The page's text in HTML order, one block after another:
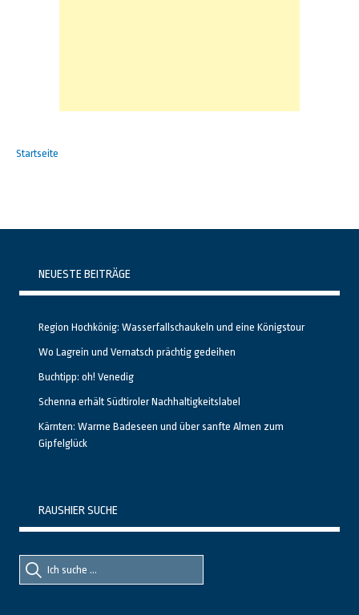
Startseite
NEUESTE BEITRÄGE
Region Hochkönig: Wasserfallschaukeln und eine Königstour
Wo Lagrein und Vernatsch prächtig gedeihen
Buchtipp: oh! Venedig
Schenna erhält Südtiroler Nachhaltigkeitslabel
Kärnten: Warme Badeseen und über sanfte Almen zum
Gipfelglück
RAUSHIER SUCHE
Suche
nach::
Suche
nach: